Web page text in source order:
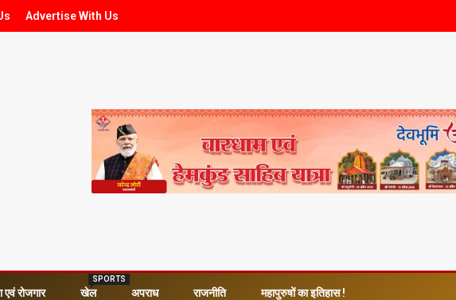
Advertise With Us
एवं रोजगार खेल
SPORTS
अपराध राजनीति महापुरुषों का इतिहास !